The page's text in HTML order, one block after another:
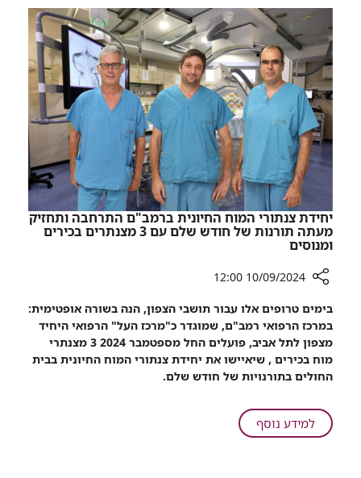
שפותחה
ברמב"ם
תעזור
לילדים
להתמודד
עם
לוקמיה
מעבר
בין
שלבים:
אפליקציה
חדשה
שפותחה
ברמב"ם
תעזור
לילדים
להתמודד
עם
לוקמיה
יחידת צנתורי המוח החיונית ברמב"ם התרחבה ותחזיק
מעתה תורנות של חודש שלם עם 3 מצנתרים בכירים
ומנוסים
שיתוף
יחידת
צנתורי
המוח
החיונית
התרחבה
ותחזיק
10/09/2024 12:00
בימים טרופים אלו עבור תושבי הצפון, הנה בשורה אופטימית:
במרכז הרפואי רמב"ם, שמוגדר כ"מרכז העל" הרפואי היחיד
מצפון לתל אביב, פועלים החל מספטמבר 2024 3 מצנתרי
מוח בכירים , שיאיישו את יחידת צנתורי המוח החיונית בבית
החולים בתורנויות של חודש שלם.
למידע נוסףעל
יחידת